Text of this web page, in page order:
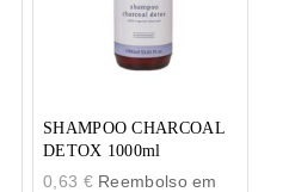
SHAMPOO CHARCOAL
DETOX 1000ml
0,63 €Reembolso em